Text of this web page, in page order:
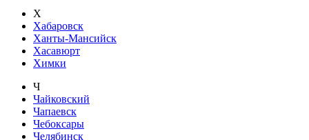
Х
Хабаровск
Ханты-Мансийск
Хасавюрт
Химки
Ч
Чайковский
Чапаевск
Чебоксары
Челябинск